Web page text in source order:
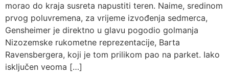
morao do kraja susreta napustiti teren. Naime, sredinom
prvog poluvremena, za vrijeme izvođenja sedmerca,
Gensheimer je direktno u glavu pogodio golmanja
Nizozemske rukometne reprezentacije, Barta
Ravensbergera, koji je tom prilikom pao na parket. Iako
isključen veoma […]